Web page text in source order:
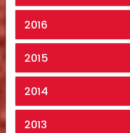
2016
2015
2014
2013